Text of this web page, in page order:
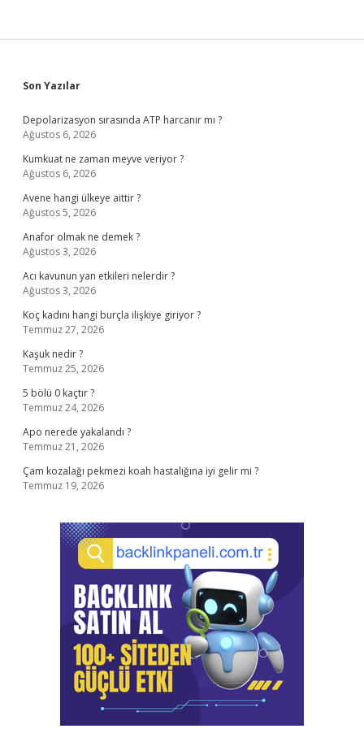
Sidebar
Son Yazılar
Depolarizasyon sırasında ATP harcanır mı ?
Ağustos 6, 2026
Kumkuat ne zaman meyve veriyor ?
Ağustos 6, 2026
Avene hangi ülkeye aittir ?
Ağustos 5, 2026
Anafor olmak ne demek ?
Ağustos 3, 2026
Acı kavunun yan etkileri nelerdir ?
Ağustos 3, 2026
Koç kadını hangi burçla ilişkiye giriyor ?
Temmuz 27, 2026
Kaşuk nedir ?
Temmuz 25, 2026
5 bölü 0 kaçtır ?
Temmuz 24, 2026
Apo nerede yakalandı ?
Temmuz 21, 2026
Çam kozalağı pekmezi koah hastalığına iyi gelir mi ?
Temmuz 19, 2026